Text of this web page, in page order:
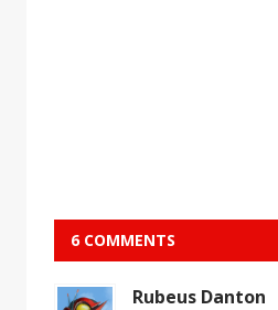
6 COMMENTS
Rubeus Danton